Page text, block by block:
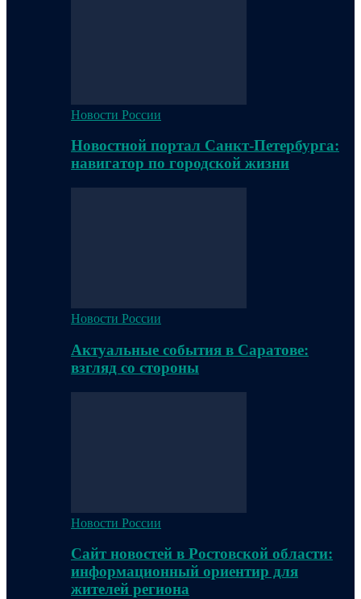
Новости России
Новостной портал Санкт-Петербурга:
навигатор по городской жизни
Новости России
Актуальные события в Саратове:
взгляд со стороны
Новости России
Сайт новостей в Ростовской области:
информационный ориентир для
жителей региона